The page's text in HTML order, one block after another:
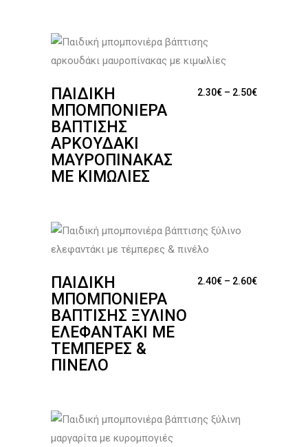
ΠΑΙΔΙΚΉ
ΜΠΟΜΠΟΝΙΈΡΑ
ΒΆΠΤΙΣΗΣ
ΑΡΚΟΥΔΆΚΙ
ΜΑΥΡΟΠΊΝΑΚΑΣ
ΜΕ ΚΙΜΩΛΊΕΣ
2.30€ – 2.50€Price
ΠΑΙΔΙΚΉ
ΜΠΟΜΠΟΝΙΈΡΑ
ΒΆΠΤΙΣΗΣ ΞΎΛΙΝΟ
ΕΛΕΦΑΝΤΆΚΙ ΜΕ
ΤΈΜΠΕΡΕΣ &
ΠΙΝΈΛΟ
2.40€ – 2.60€Price